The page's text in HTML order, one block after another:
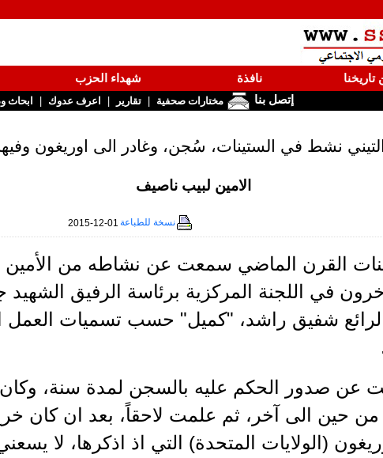
تاريخنا نافذة شهداء الحزب
إتصل بنا مختارات صحفية | تقارير | اعرف عدوك | ابحاث
نشط في الستينات، سُجن، وغادر الى اوريغون وفيها
الامين لبيب ناصيف
نسخة للطباعة 2015-12-01
في اللجنة المركزية برئاسة الرفيق
الرائع شفيق راشد، "كميل" حسب تسميات
عن صدور الحكم عليه بالسجن لمدة سنة،
حين الى آخر، ثم علمت لاحقاً، بعد ان كان
(الولايات المتحدة) التي اذ اذكرها، لا